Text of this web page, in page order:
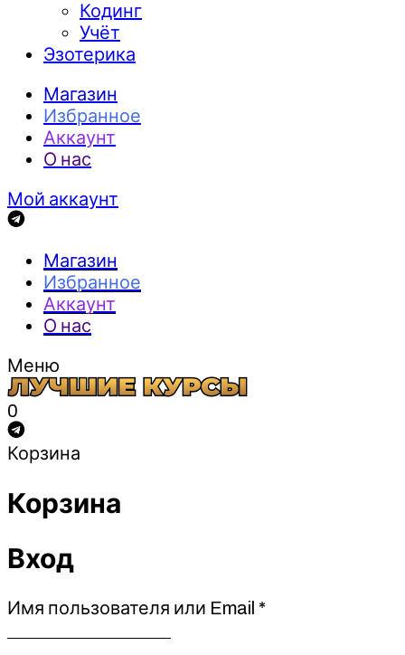
Кодинг
Учёт
Эзотерика
Магазин
Избранное
Аккаунт
О нас
Мой аккаунт
Магазин
Избранное
Аккаунт
О нас
Меню
0
Корзина
Корзина
Вход
Имя пользователя или Email *Обязательно